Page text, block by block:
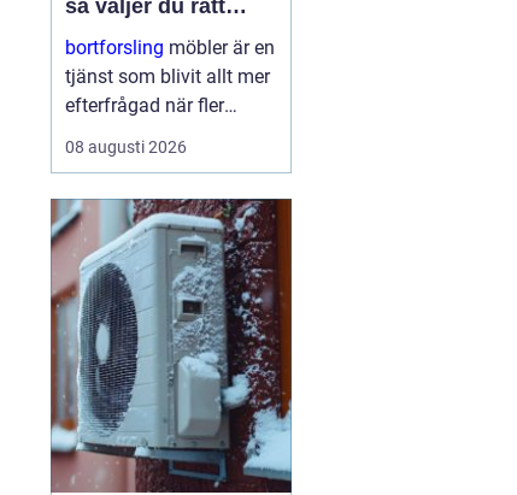
så väljer du rätt
hjälp
bortforsling möbler är en
tjänst som blivit allt mer
efterfrågad när fler
prioriterar ordning,
hållbarhet och
vardagen. Många
upptäcker hur mycket
energi som ...
08 augusti 2026